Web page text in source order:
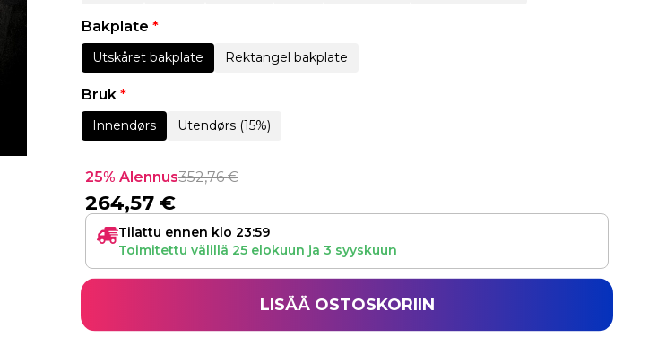
Bakplate *
Utskåret bakplate Rektangel bakplate
Bruk *
Innendørs Utendørs (15%)
25% Alennus352,76€
264,57 €
Tilattu ennen klo 23:59
Toimitettu välillä 25 elokuun ja 3 syyskuun
LISÄÄ OSTOSKORIIN